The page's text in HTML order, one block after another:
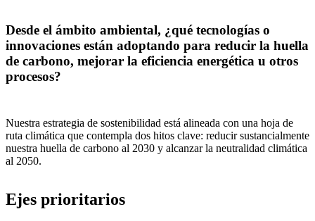
Desde el ámbito ambiental, ¿qué tecnologías o
innovaciones están adoptando para reducir la huella
de carbono, mejorar la eficiencia energética u otros
procesos?
Nuestra estrategia de sostenibilidad está alineada con una hoja de
ruta climática que contempla dos hitos clave: reducir sustancialmente
nuestra huella de carbono al 2030 y alcanzar la neutralidad climática
al 2050.
Ejes prioritarios